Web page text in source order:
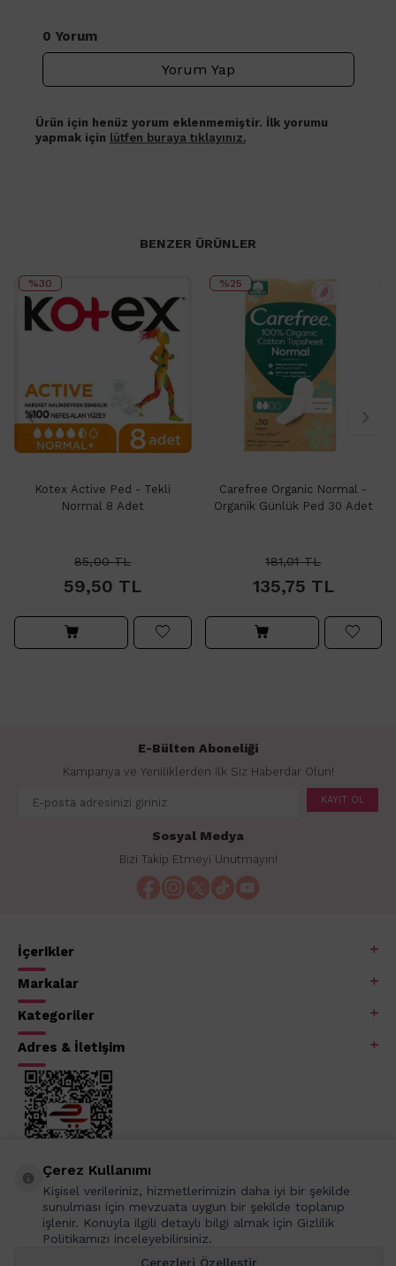
0 Yorum
Yorum Yap
Ürün için henüz yorum eklenmemiştir. İlk yorumu
yapmak için lütfen buraya tıklayınız.
BENZER ÜRÜNLER
%30
Kotex Active Ped - Tekli
Normal 8 Adet
85,00TL
59,50 TL
%25
Carefree Organic Normal -
Organik Günlük Ped 30 Adet
181,01TL
135,75 TL
E-Bülten Aboneliği
Kampanya ve Yeniliklerden İlk Siz Haberdar Olun!
KAYIT OL
Sosyal Medya
Bizi Takip Etmeyi Unutmayın!
İçerikler
Markalar
Kategoriler
Adres & İletişim
Çerez Kullanımı
Kişisel verileriniz, hizmetlerimizin daha iyi bir şekilde
sunulması için mevzuata uygun bir şekilde toplanıp
işlenir. Konuyla ilgili detaylı bilgi almak için Gizlilik
Politikamızı inceleyebilirsiniz.
Çerezleri Özelleştir